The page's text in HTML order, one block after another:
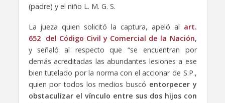
(padre) y el niño L. M. G. S.
La jueza quien solicitó la captura, apeló al art.
652 del Código Civil y Comercial de la Nación,
y señaló al respecto que “se encuentran por
demás acreditadas las abundantes lesiones a ese
bien tutelado por la norma con el accionar de S.P.,
quien por todos los medios buscó entorpecer y
obstaculizar el vínculo entre sus dos hijos con